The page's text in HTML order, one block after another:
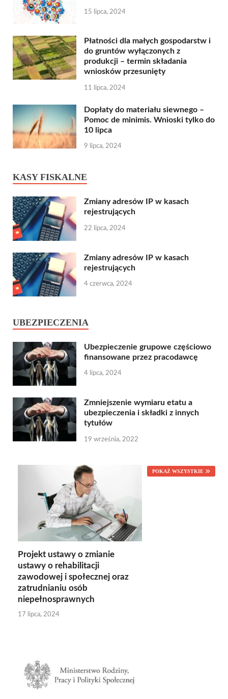
15 lipca, 2024
Płatności dla małych gospodarstw i
do gruntów wyłączonych z
produkcji – termin składania
wniosków przesunięty
11 lipca, 2024
Dopłaty do materiału siewnego –
Pomoc de minimis. Wnioski tylko do
10 lipca
9 lipca, 2024
KASY FISKALNE
Zmiany adresów IP w kasach
rejestrujących
22 lipca, 2024
Zmiany adresów IP w kasach
rejestrujących
4 czerwca, 2024
UBEZPIECZENIA
Ubezpieczenie grupowe częściowo
finansowane przez pracodawcę
4 lipca, 2024
Zmniejszenie wymiaru etatu a
ubezpieczenia i składki z innych
tytułów
19 września, 2022
POKAŻ WSZYSTKIE
Projekt ustawy o zmianie
ustawy o rehabilitacji
zawodowej i społecznej oraz
zatrudnianiu osób
niepełnosprawnych
17 lipca, 2024